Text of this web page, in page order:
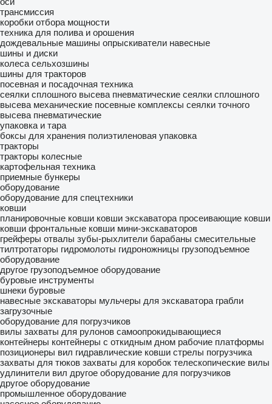
трансмиссия
коробки отбора мощности
техника для полива и орошения
дождевальные машины опрыскиватели навесные
шины и диски
колеса сельхозшины
шины для тракторов
посевная и посадочная техника
сеялки сплошного высева пневматические сеялки сплошного
высева механические посевные комплексы сеялки точного
высева пневматические
упаковка и тара
боксы для хранения полиэтиленовая упаковка
тракторы
тракторы колесные
картофельная техника
приемные бункеры
оборудование
оборудование для спецтехники
ковши
планировочные ковши ковши экскаватора просеивающие ковши
ковши фронтальные ковши мини-экскаваторов
грейферы отвалы зубы-рыхлители барабаны смесительные
тилтротаторы гидромолоты гидроножницы грузоподъемное
оборудование
другое грузоподъемное оборудование
буровые инструменты
шнеки буровые
навесные экскаваторы мульчеры для экскаватора грабли
загрузочные
оборудование для погрузчиков
вилы захваты для рулонов самоопрокидывающиеся
контейнеры контейнеры с откидным дном рабочие платформы
позиционеры вил гидравлические ковши стрелы погрузчика
захваты для тюков захваты для коробок телескопические вилы
удлинители вил другое оборудование для погрузчиков
другое оборудование
промышленное оборудование